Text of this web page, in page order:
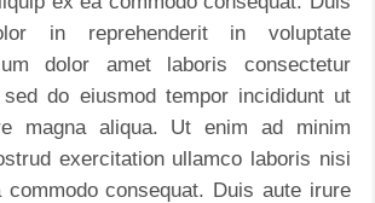
in reprehenderit in voluptate
dolor amet laboris consectetur
do eiusmod tempor incididunt ut
magna aliqua. Ut enim ad minim
exercitation ullamco laboris nisi
consequat. Duis aute irure